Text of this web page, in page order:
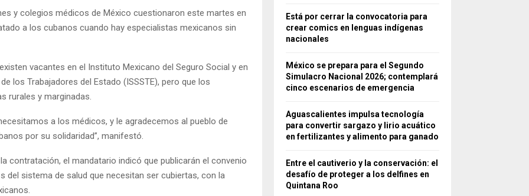
y colegios médicos de México cuestionaron este martes en
a los cubanos cuando hay especialistas mexicanos sin
vacantes en el Instituto Mexicano del Seguro Social y en
los Trabajadores del Estado (ISSSTE), pero que los
rurales y marginadas.
a los médicos, y le agradecemos al pueblo de
por su solidaridad”, manifestó.
contratación, el mandatario indicó que publicarán el convenio
del sistema de salud que necesitan ser cubiertas, con la
Está por cerrar la convocatoria para
crear comics en lenguas indígenas
nacionales
México se prepara para el Segundo
Simulacro Nacional 2026; contemplará
cinco escenarios de emergencia
Aguascalientes impulsa tecnología
para convertir sargazo y lirio acuático
en fertilizantes y alimento para ganado
Entre el cautiverio y la conservación: el
desafío de proteger a los delfines en
Quintana Roo